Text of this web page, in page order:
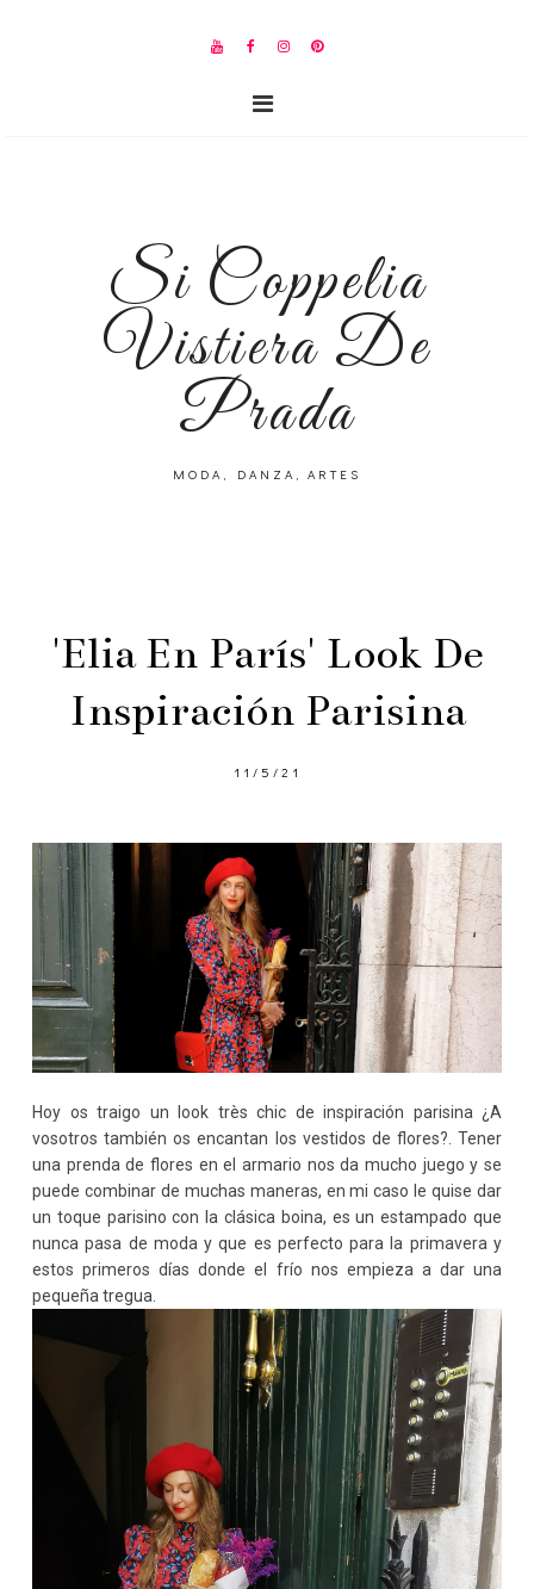
Si Coppelia
Vistiera De
Prada
MODA, DANZA, ARTES
'Elia En París' Look De
Inspiración Parisina
11/5/21
Hoy os traigo un look très chic de inspiración parisina ¿A
vosotros también os encantan los vestidos de flores?. Tener
una prenda de flores en el armario nos da mucho juego y se
puede combinar de muchas maneras, en mi caso le quise dar
un toque parisino con la clásica boina, es un estampado que
nunca pasa de moda y que es perfecto para la primavera y
estos primeros días donde el frío nos empieza a dar una
pequeña tregua.